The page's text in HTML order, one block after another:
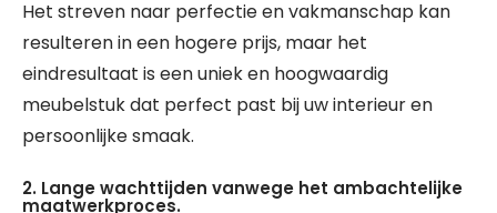
Het streven naar perfectie en vakmanschap kan
resulteren in een hogere prijs, maar het
eindresultaat is een uniek en hoogwaardig
meubelstuk dat perfect past bij uw interieur en
persoonlijke smaak.
2. Lange wachttijden vanwege het ambachtelijke
maatwerkproces.